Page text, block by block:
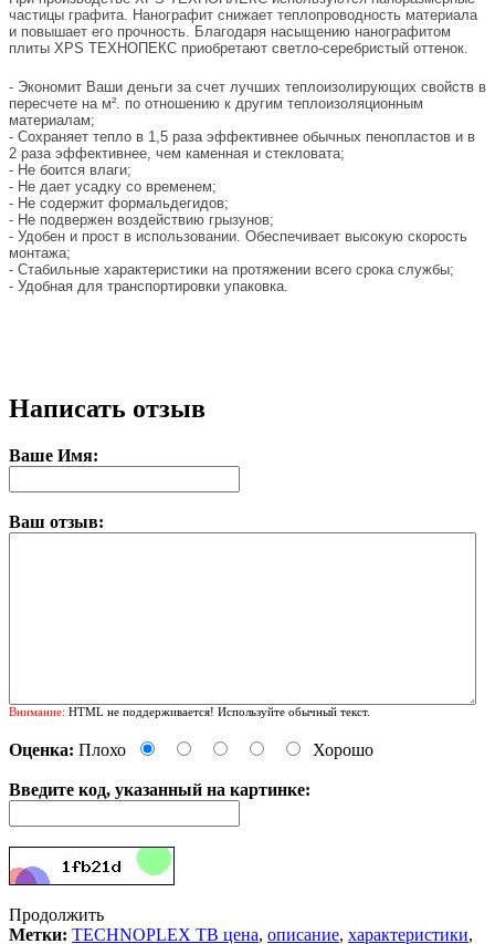
частицы графита. Нанографит снижает теплопроводность материала
и повышает его прочность. Благодаря насыщению нанографитом
плиты XPS ТЕХНОПЕКС приобретают светло-серебристый оттенок.
- Экономит Ваши деньги за счет лучших теплоизолирующих свойств в
пересчете на м². по отношению к другим теплоизоляционным
материалам;
- Сохраняет тепло в 1,5 раза эффективнее обычных пенопластов и в
2 раза эффективнее, чем каменная и стекловата;
- Не боится влаги;
- Не дает усадку со временем;
- Не содержит формальдегидов;
- Не подвержен воздействию грызунов;
- Удобен и прост в использовании. Обеспечивает высокую скорость
монтажа;
- Стабильные характеристики на протяжении всего срока службы;
- Удобная для транспортировки упаковка.
Написать отзыв
Ваше Имя:
Ваш отзыв:
Внимание: HTML не поддерживается! Используйте обычный текст.
Оценка: Плохо Хорошо
Введите код, указанный на картинке:
Продолжить
Метки: TECHNOPLEX TB цена, описание, характеристики,